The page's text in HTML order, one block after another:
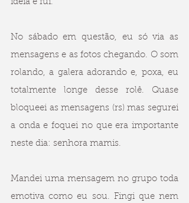
ideia e fui.
No sábado em questão, eu só via as
mensagens e as fotos chegando. O som
rolando, a galera adorando e, poxa, eu
totalmente longe desse rolê. Quase
bloqueei as mensagens (rs) mas segurei
a onda e foquei no que era importante
neste dia: senhora mamis.
Mandei uma mensagem no grupo toda
emotiva como eu sou. Fingi que nem